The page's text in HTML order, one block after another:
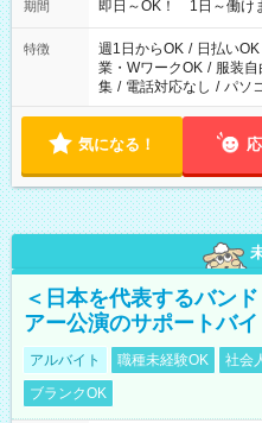
期間 即日～OK！ 1日～働け
特徴 週1日からOK / 日払いOK
業・WワークOK / 服装自
集 / 電話対応なし / パソ
気になる！
＜日本を代表するバン
アー公演のサポートバ
アルバイト 職種未経験OK 社会
ブランクOK